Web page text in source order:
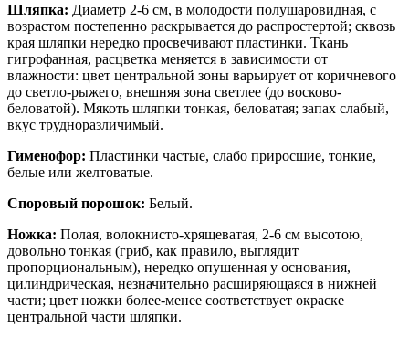
Шляпка: Диаметр 2-6 см, в молодости полушаровидная, с
возрастом постепенно раскрывается до распростертой; сквозь
края шляпки нередко просвечивают пластинки. Ткань
гигрофанная, расцветка меняется в зависимости от
влажности: цвет центральной зоны варьирует от коричневого
до светло-рыжего, внешняя зона светлее (до восково-
беловатой). Мякоть шляпки тонкая, беловатая; запах слабый,
вкус трудноразличимый.
Гименофор: Пластинки частые, слабо приросшие, тонкие,
белые или желтоватые.
Споровый порошок: Белый.
Ножка: Полая, волокнисто-хрящеватая, 2-6 см высотою,
довольно тонкая (гриб, как правило, выглядит
пропорциональным), нередко опушенная у основания,
цилиндрическая, незначительно расширяющаяся в нижней
части; цвет ножки более-менее соответствует окраске
центральной части шляпки.